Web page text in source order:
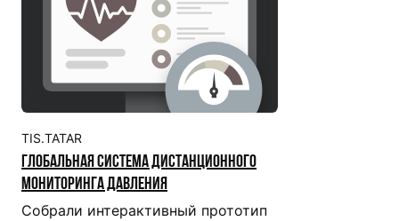
TIS.TATAR
Глобальная система дистанционного
мониторинга давления
Собрали интерактивный прототип